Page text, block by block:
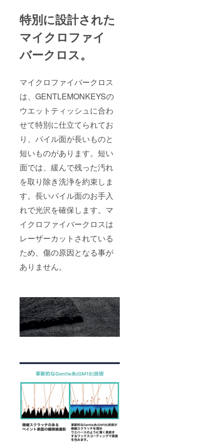
特別に設計された
マイクロファイ
バークロス。
マイクロファイバークロス
は、GENTLEMONKEYSの
ウエットティッシュに合わ
せて特別に仕立てられてお
り、パイル面が長いものと
短いものがあります。短い
面では、緩んで残った汚れ
を取り除き洗浄を約束しま
す。長いパイル面のお手入
れで光沢を確保します。マ
イクロファイバークロスは
レーザーカットされている
ため、傷の原因となる事が
ありません。